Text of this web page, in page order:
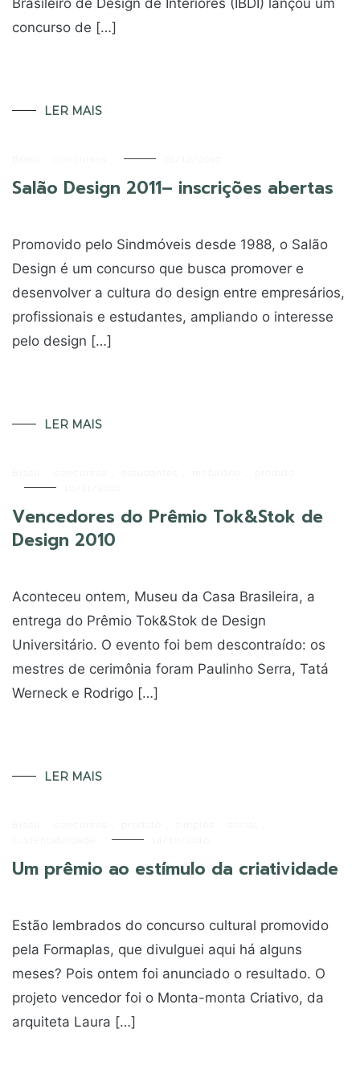
Brasileiro de Design de Interiores (IBDI) lançou um
concurso de […]
LER MAIS
Brasil concursos 01/12/2010
Salão Design 2011– inscrições abertas
Promovido pelo Sindmóveis desde 1988, o Salão
Design é um concurso que busca promover e
desenvolver a cultura do design entre empresários,
profissionais e estudantes, ampliando o interesse
pelo design […]
LER MAIS
Brasil concursos estudantes mobiliário
produto
10/11/2010
Vencedores do Prêmio Tok&Stok de
Design 2010
Aconteceu ontem, Museu da Casa Brasileira, a
entrega do Prêmio Tok&Stok de Design
Universitário. O evento foi bem descontraído: os
mestres de cerimônia foram Paulinho Serra, Tatá
Werneck e Rodrigo […]
LER MAIS
Brasil concursos produto simples
sustentabilidade
14/10/2010
Um prêmio ao estímulo da criatividade
Estão lembrados do concurso cultural promovido
pela Formaplas, que divulguei aqui há alguns
meses? Pois ontem foi anunciado o resultado. O
projeto vencedor foi o Monta-monta Criativo, da
arquiteta Laura […]